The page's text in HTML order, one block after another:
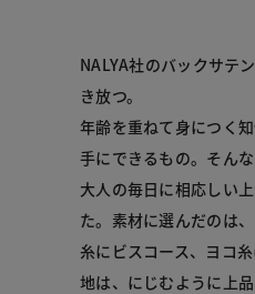
NALYA社のバックサテ
き放つ。
年齢を重ねて身につく
手にできるもの。そん
大人の毎日に相応しい
た。素材に選んだのは
糸にビスコース、ヨコ
地は、にじむように上